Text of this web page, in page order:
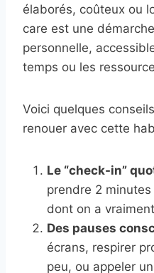
élaborés, coûteux ou
care est une
personnelle,
temps ou les
Voici quelques
renouer avec cette
Le “check-in”
prendre 2
dont on a
Des pauses
écrans, respirer
peu, ou appeler